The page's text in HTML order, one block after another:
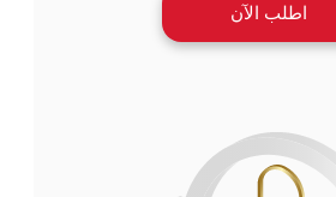
اطلب الآن